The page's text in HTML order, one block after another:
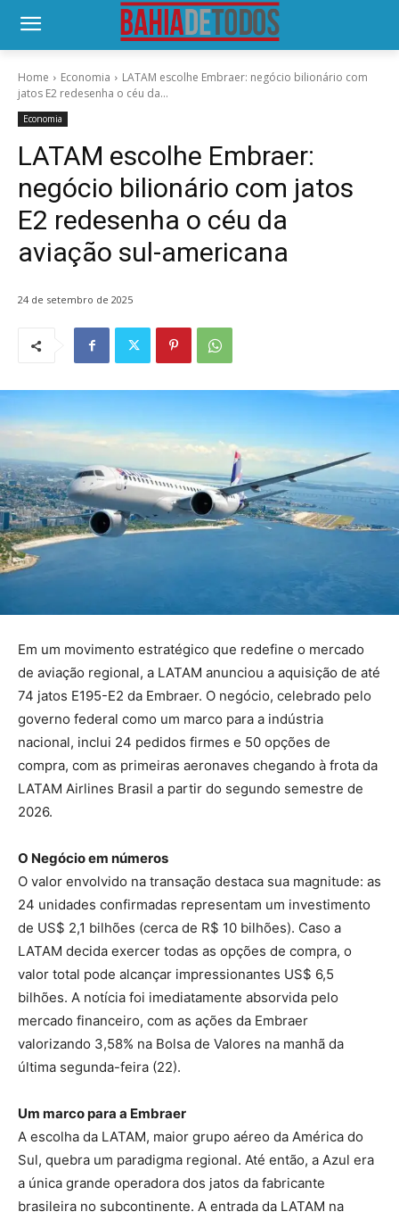
Home Economia
LATAM escolhe Embraer: negócio bilionário com
jatos E2 redesenha o céu da...
Economia
LATAM escolhe Embraer:
negócio bilionário com jatos
E2 redesenha o céu da
aviação sul-americana
24 de setembro de 2025
Em um movimento estratégico que redefine o mercado
de aviação regional, a LATAM anunciou a aquisição de até
74 jatos E195-E2 da Embraer. O negócio, celebrado pelo
governo federal como um marco para a indústria
nacional, inclui 24 pedidos firmes e 50 opções de
compra, com as primeiras aeronaves chegando à frota da
LATAM Airlines Brasil a partir do segundo semestre de
2026.
O Negócio em números
O valor envolvido na transação destaca sua magnitude: as
24 unidades confirmadas representam um investimento
de US$ 2,1 bilhões (cerca de R$ 10 bilhões). Caso a
LATAM decida exercer todas as opções de compra, o
valor total pode alcançar impressionantes US$ 6,5
bilhões. A notícia foi imediatamente absorvida pelo
mercado financeiro, com as ações da Embraer
valorizando 3,58% na Bolsa de Valores na manhã da
última segunda-feira (22).
Um marco para a Embraer
A escolha da LATAM, maior grupo aéreo da América do
Sul, quebra um paradigma regional. Até então, a Azul era
a única grande operadora dos jatos da fabricante
brasileira no subcontinente. A entrada da LATAM na